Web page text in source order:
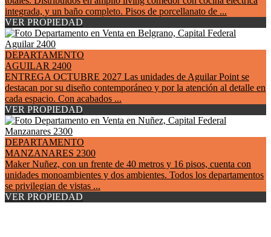
integrada, y un baño completo. Pisos de porcellanato de ...
VER PROPIEDAD
DEPARTAMENTO
AGUILAR 2400
ENTREGA OCTUBRE 2027 Las unidades de Aguilar Point se
destacan por su diseño contemporáneo y por la atención al detalle en
cada espacio. Con acabados ...
VER PROPIEDAD
DEPARTAMENTO
MANZANARES 2300
Maker Nuñez, con un frente de 40 metros y 16 pisos, cuenta con
unidades monoambientes y dos ambientes. Todos los departamentos
se privilegian de vistas ...
VER PROPIEDAD